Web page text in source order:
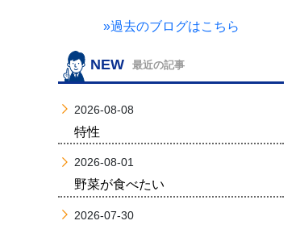
»過去のブログはこちら
NEW 最近の記事
2026-08-08
特性
2026-08-01
野菜が食べたい
2026-07-30